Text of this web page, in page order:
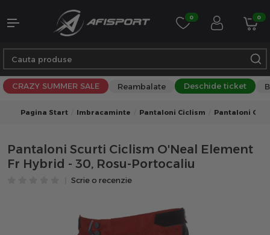
0 0
CRAZY SUMMER SALE Reambalate Deschide ticket
Pagina Start Imbracaminte Pantaloni Ciclism Pantaloni
Pantaloni Scurti Ciclism O'Neal Element
Fr Hybrid - 30, Rosu-Portocaliu
Scrie o recenzie